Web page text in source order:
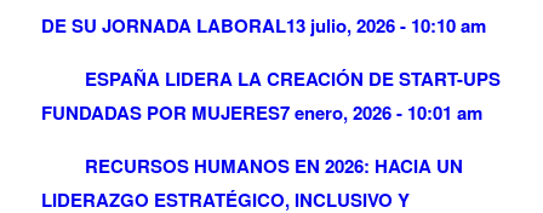
DE SU JORNADA LABORAL13 julio, 2026 - 10:10 am
ESPAÑA LIDERA LA CREACIÓN DE START-UPS
FUNDADAS POR MUJERES7 enero, 2026 - 10:01 am
RECURSOS HUMANOS EN 2026: HACIA UN
LIDERAZGO ESTRATÉGICO, INCLUSIVO Y